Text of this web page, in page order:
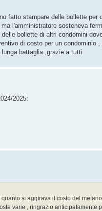
fatto stampare delle bollette
l'amministratore sosteneva
bollette di altri condomini
di costo per un
battaglia ,grazie a tutti
2025:
si aggirava il costo del
varie , ringrazio anticipatamente